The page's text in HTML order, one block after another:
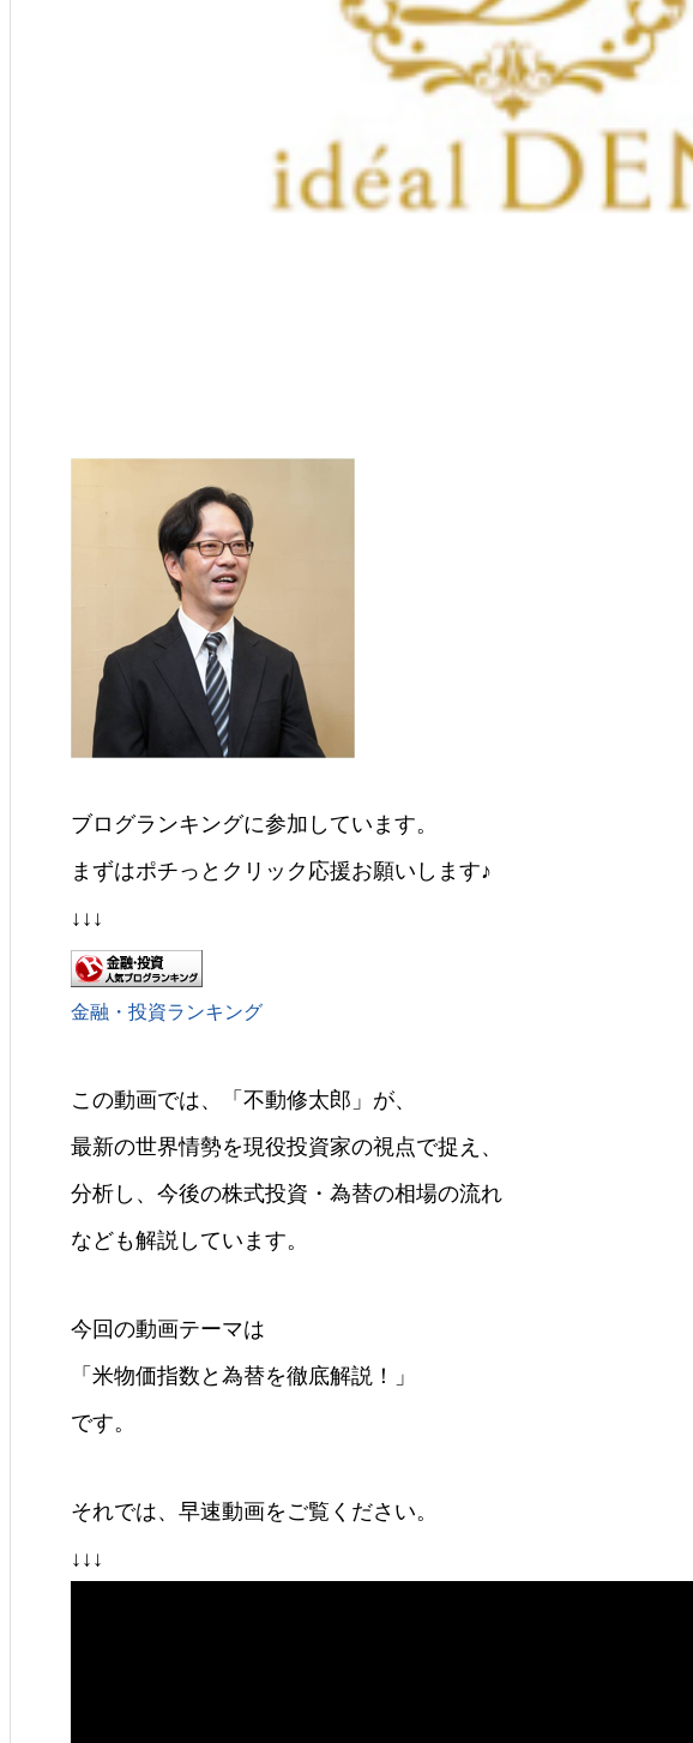
ブログランキングに参加しています。
まずはポチっとクリック応援お願いします♪
↓↓↓
金融・投資ランキング
この動画では、「不動修太郎」が、
最新の世界情勢を現役投資家の視点で捉え、
分析し、今後の株式投資・為替の相場の流れ
なども解説しています。
今回の動画テーマは
「米物価指数と為替を徹底解説！」
です。
それでは、早速動画をご覧ください。
↓↓↓